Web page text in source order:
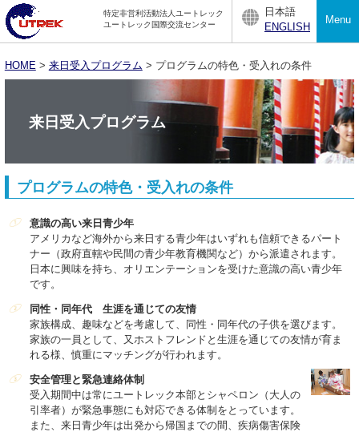
Menu
日本語
ENGLISH
特定非営利活動法人ユートレック
ユートレック国際交流センター
HOME> 来日受入プログラム > プログラムの特色・受入れの条件
来日受入プログラム
プログラムの特色・受入れの条件
意識の高い来日青少年
アメリカなど海外から来日する青少年はいずれも信頼できるパート
ナー（政府直轄や民間の青少年教育機関など）から派遣されます。
日本に興味を持ち、オリエンテーションを受けた意識の高い青少年
です。
同性・同年代 生涯を通じての友情
家族構成、趣味などを考慮して、同性・同年代の子供を選びます。
家族の一員として、又ホストフレンドと生涯を通じての友情が育ま
れる様、慎重にマッチングが行われます。
安全管理と緊急連絡体制
受入期間中は常にユートレック本部とシャペロン（大人の
引率者）が緊急事態にも対応できる体制をとっています。
また、来日青少年は出発から帰国までの間、疾病傷害保険